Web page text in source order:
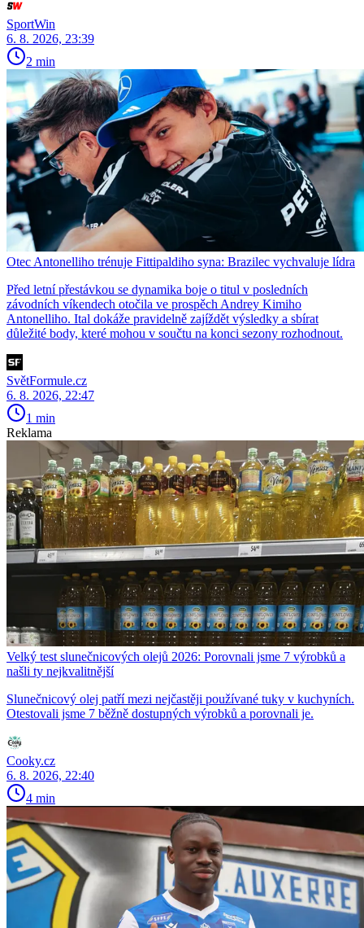
SportWin
6. 8. 2026, 23:39
2 min
Otec Antonelliho trénuje Fittipaldiho syna: Brazilec vychvaluje lídra
Před letní přestávkou se dynamika boje o titul v posledních
závodních víkendech otočila ve prospěch Andrey Kimiho
Antonelliho. Ital dokáže pravidelně zajíždět výsledky a sbírat
důležité body, které mohou v součtu na konci sezony rozhodnout.
SvětFormule.cz
6. 8. 2026, 22:47
1 min
Reklama
Velký test slunečnicových olejů 2026: Porovnali jsme 7 výrobků a
našli ty nejkvalitnější
Slunečnicový olej patří mezi nejčastěji používané tuky v kuchyních.
Otestovali jsme 7 běžně dostupných výrobků a porovnali je.
Cooky.cz
6. 8. 2026, 22:40
4 min